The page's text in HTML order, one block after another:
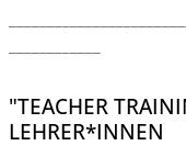
"TEACHER
LEHRER*INNEN